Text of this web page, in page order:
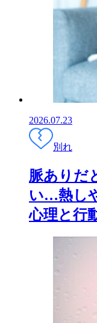
2026.07.23
別れ
脈ありだ
い…熱し
心理と行